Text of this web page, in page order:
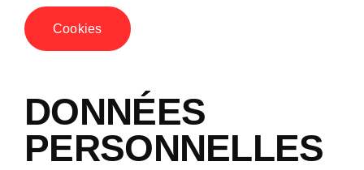
Cookies
DONNÉES
PERSONNELLES